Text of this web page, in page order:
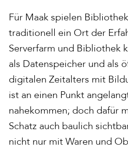
Für Maak spielen
traditionell ein Ort der
Serverfarm und Bibliothek
als Datenspeicher und als
digitalen Zeitalters mit
ist an einen Punkt
nahekommen; doch dafür
Schatz auch baulich
nicht nur mit Waren und